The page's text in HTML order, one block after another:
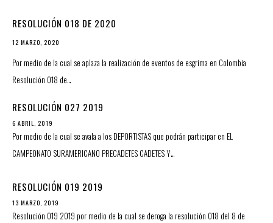
RESOLUCIÓN 018 DE 2020
12 MARZO, 2020
Por medio de la cual se aplaza la realización de eventos de esgrima en Colombia
Resolución 018 de…
RESOLUCIÓN 027 2019
6 ABRIL, 2019
Por medio de la cual se avala a los DEPORTISTAS que podrán participar en EL
CAMPEONATO SURAMERICANO PRECADETES CADETES Y…
RESOLUCIÓN 019 2019
13 MARZO, 2019
Resolución 019 2019 por medio de la cual se deroga la resolución 018 del 8 de